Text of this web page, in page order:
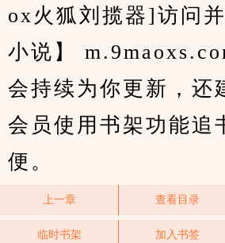
ox火狐刘揽器]访问
小说】
会持续为你更新，还
会员使用书架功能追
便。
上一章 查看目录
临时书架 加入书签